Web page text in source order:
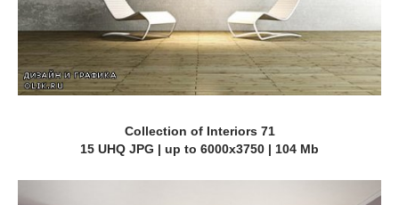
Collection of Interiors 71
15 UHQ JPG | up to 6000x3750 | 104 Mb